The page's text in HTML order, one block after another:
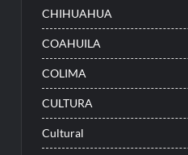
CHIHUAHUA
COAHUILA
COLIMA
CULTURA
Cultural